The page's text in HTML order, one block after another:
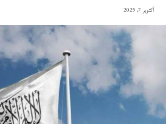
آکتوبر 7, 2025